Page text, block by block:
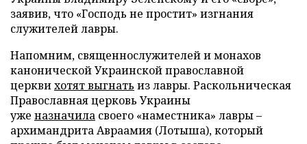
заявив, что «Господь не простит» изгнания
служителей лавры.
Напомним, священнослужителей и монахов
канонической Украинской православной
церквихотят выгнать из лавры. Раскольническая
Православная церковь Украины
уже назначила своего «наместника» лавры –
архимандрита Авраамия (Лотыша), который